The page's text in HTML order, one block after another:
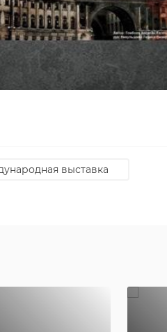
выставка
граница